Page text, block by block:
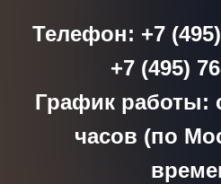
Телефон: +7
+7 (495)
График работы:
часов (по